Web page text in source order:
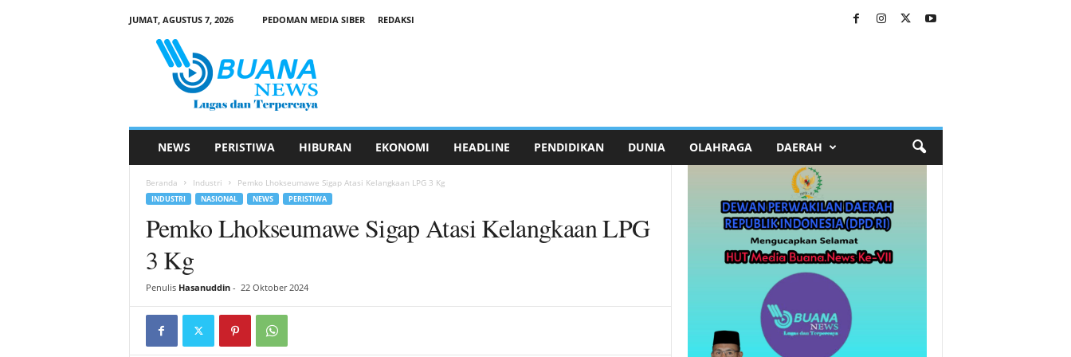
JUMAT, AGUSTUS 7, 2026 PEDOMAN MEDIA SIBER
REDAKSI
NEWS PERISTIWA HIBURAN EKONOMI HEADLINE PENDIDIKAN DUNIA OLAHRAGA DAERAH
Beranda Industri Pemko Lhokseumawe Sigap Atasi Kelangkaan LPG 3 Kg
INDUSTRI NASIONAL NEWS PERISTIWA
Pemko Lhokseumawe Sigap Atasi Kelangkaan LPG
3 Kg
Penulis Hasanuddin- 22 Oktober 2024